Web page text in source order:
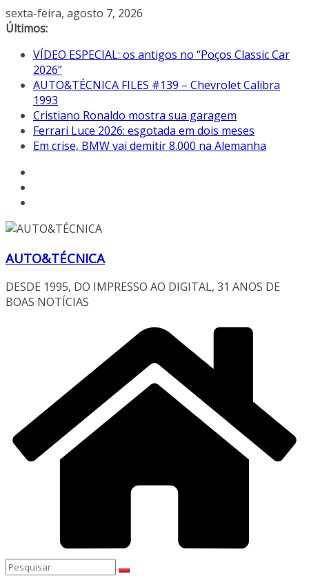
Pular
para
conteúdo
sexta-feira, agosto 7, 2026
Últimos:
VÍDEO ESPECIAL: os antigos no “Poços Classic Car
2026”
AUTO&TÉCNICA FILES #139 – Chevrolet Calibra
1993
Cristiano Ronaldo mostra sua garagem
Ferrari Luce 2026: esgotada em dois meses
Em crise, BMW vai demitir 8.000 na Alemanha
AUTO&TÉCNICA
DESDE 1995, DO IMPRESSO AO DIGITAL, 31 ANOS DE
BOAS NOTÍCIAS